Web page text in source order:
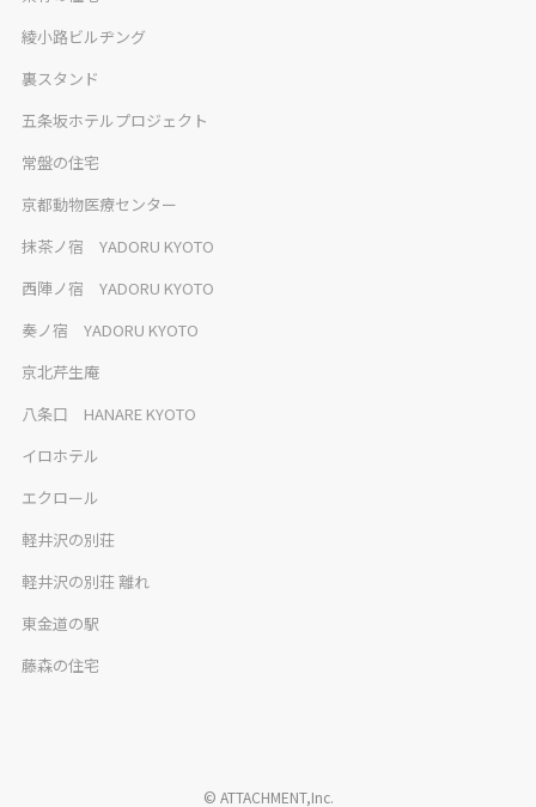
綾小路ビルヂング
裏スタンド
五条坂ホテルプロジェクト
常盤の住宅
京都動物医療センター
抹茶ノ宿 YADORU KYOTO
西陣ノ宿 YADORU KYOTO
奏ノ宿 YADORU KYOTO
京北芹生庵
八条口 HANARE KYOTO
イロホテル
エクロール
軽井沢の別荘
軽井沢の別荘 離れ
東金道の駅
藤森の住宅
© ATTACHMENT,Inc.